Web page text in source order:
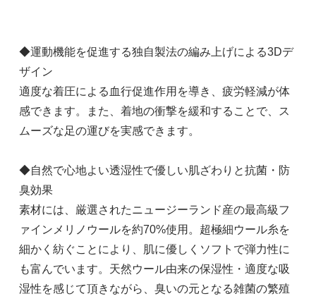
◆運動機能を促進する独自製法の編み上げによる3Dデ
ザイン
適度な着圧による血行促進作用を導き、疲労軽減が体
感できます。また、着地の衝撃を緩和することで、ス
ムーズな足の運びを実感できます。
◆自然で心地よい透湿性で優しい肌ざわりと抗菌・防
臭効果
素材には、厳選されたニュージーランド産の最高級フ
ァインメリノウールを約70%使用。超極細ウール糸を
細かく紡ぐことにより、肌に優しくソフトで弾力性に
も富んでいます。天然ウール由来の保湿性・適度な吸
湿性を感じて頂きながら、臭いの元となる雑菌の繁殖